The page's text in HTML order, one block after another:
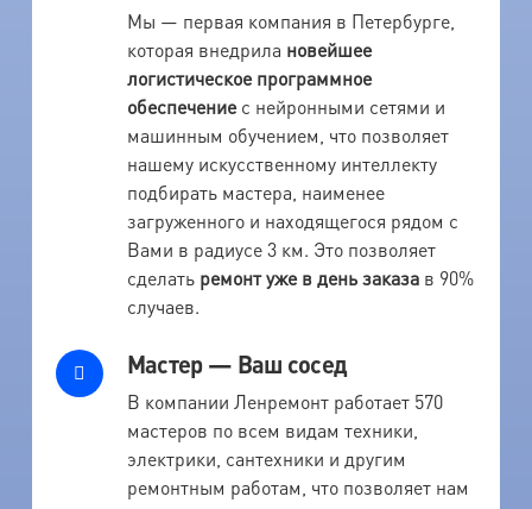
Мы — первая компания в Петербурге,
которая внедрила новейшее
логистическое программное
обеспечениес нейронными сетями и
машинным обучением, что позволяет
нашему искусственному интеллекту
подбирать мастера, наименее
загруженного и находящегося рядом с
Вами в радиусе 3 км. Это позволяет
сделать ремонт уже в день заказав 90%
случаев.
Мастер — Ваш сосед
В компании Ленремонт работает 570
мастеров по всем видам техники,
электрики, сантехники и другим
ремонтным работам, что позволяет нам